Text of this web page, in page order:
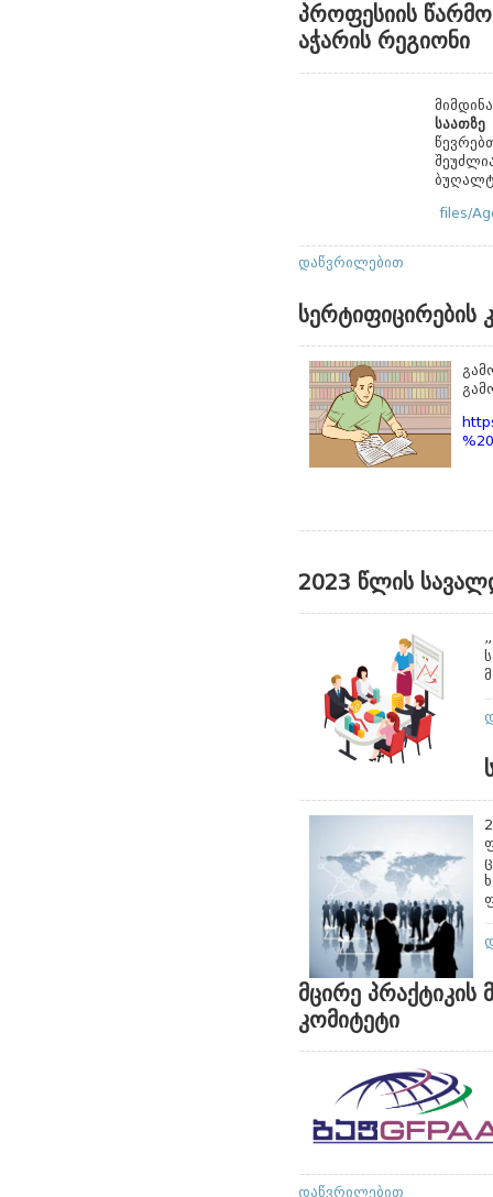
პროფესიის
აჭარის რეგიონი
საათზე
files/
დაწვრილებით
სერტიფიცირების
2023 წლის
მცირე
კომიტეტი
დაწვრილებით